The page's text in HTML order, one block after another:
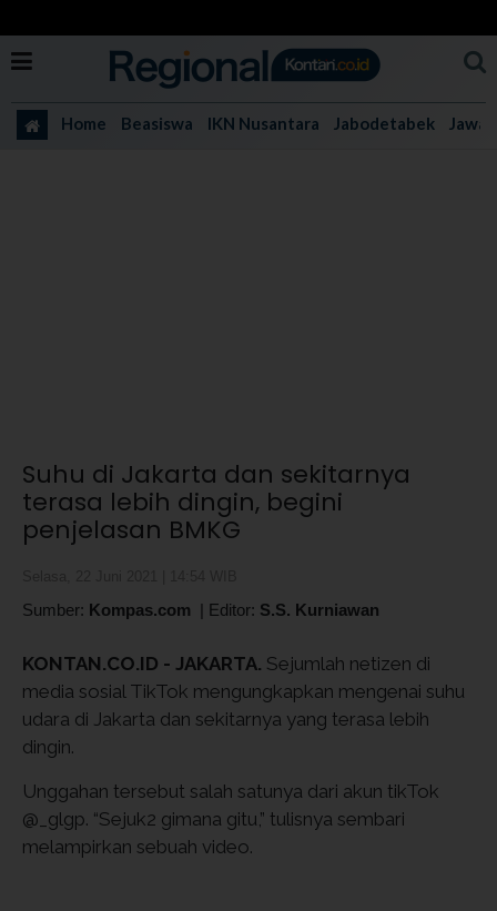
Home Beasiswa IKN Nusantara Jabodetabek Jawa
Suhu di Jakarta dan sekitarnya
terasa lebih dingin, begini
penjelasan BMKG
Sumber: Kompas.com | Editor: S.S. Kurniawan
KONTAN.CO.ID - JAKARTA. Sejumlah netizen di
media sosial TikTok mengungkapkan mengenai suhu
udara di Jakarta dan sekitarnya yang terasa lebih
dingin.
Unggahan tersebut salah satunya dari akun tikTok
@_glgp. “Sejuk2 gimana gitu,” tulisnya sembari
melampirkan sebuah video.